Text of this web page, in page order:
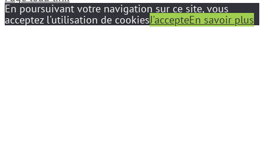
En poursuivant votre navigation sur ce site, vous
acceptez l'utilisation de cookiesJ'accepteEn savoir plus